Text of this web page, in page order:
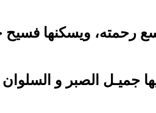
رحمته، ويسكنها فسيح
جميـل الصبر و السلوان